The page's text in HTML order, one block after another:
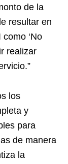
de la
resultar en
‘No
realizar
los
y
para
de manera
la